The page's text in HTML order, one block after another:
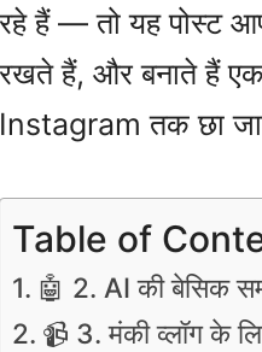
रहे हैं — तो यह पोस्ट
रखते हैं, और बनाते हैं
Instagram तक छा
Table of
🤖 2. AI की बेसिक
📹 3. मंकी व्लॉग के